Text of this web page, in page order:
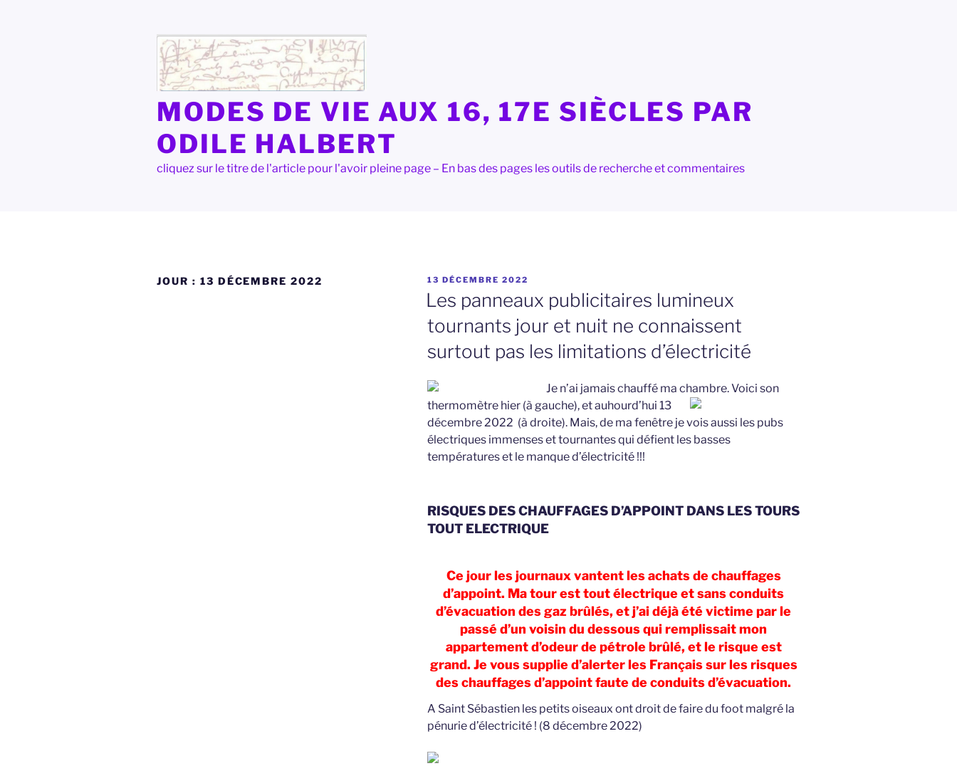
MODES DE VIE AUX 16, 17E SIÈCLES PAR
ODILE HALBERT
cliquez sur le titre de l'article pour l'avoir pleine page – En bas des pages les outils de recherche et commentaires
JOUR : 13 DÉCEMBRE 2022
PUBLIÉ
LE
13 DÉCEMBRE 2022
Les panneaux publicitaires lumineux
tournants jour et nuit ne connaissent
surtout pas les limitations d’électricité
Je n’ai jamais chauffé ma chambre.Voici son
thermomètre hier (à gauche), et auhourd’hui 13
décembre 2022 (à droite). Mais, de ma fenêtre je vois aussi les pubs
électriques immenses et tournantes qui défient les basses
températures et le manque d’électricité !!!
RISQUES DES CHAUFFAGES D’APPOINT DANS LES TOURS
TOUT ELECTRIQUE
Ce jour les journaux vantent les achats de chauffages
d’appoint. Ma tour est tout électrique et sans conduits
d’évacuation des gaz brûlés, et j’ai déjà été victime par le
passé d’un voisin du dessous qui remplissait mon
appartement d’odeur de pétrole brûlé, et le risque est
grand. Je vous supplie d’alerter les Français sur les risques
des chauffages d’appoint faute de conduits d’évacuation.
A Saint Sébastien les petits oiseaux ont droit de faire du foot malgré la
pénurie d’électricité ! (8 décembre 2022)